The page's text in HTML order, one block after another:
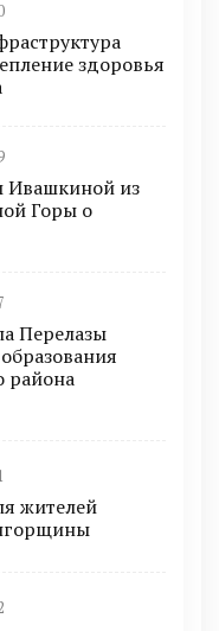
здоровья
из
Горы о
Перелазы
района
жителей